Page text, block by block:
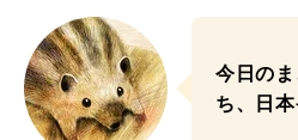
今日の
ち、日